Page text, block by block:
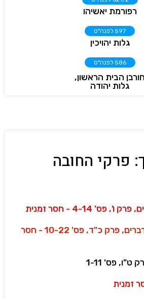
רפורמת יאשיהו
597 לפנה"ס
גלות יהויכין
586 לפנה"ס
חורבן הבית הראשון,
גלות יהודה
פרקי החובה
4-14 - חסר זמנית
חוקים סוציאלים - דברים, פרק כ"ד, פס' 10-22 - חסר
פס' 1-11
זמנית